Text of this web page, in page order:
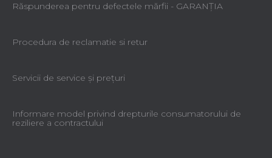
Răspunderea pentru defectele mărfii - GARANŢIA
Procedura de reclamatie si retur
Servicii de service şi preţuri
Informare model privind drepturile consumatorului de
reziliere a contractului